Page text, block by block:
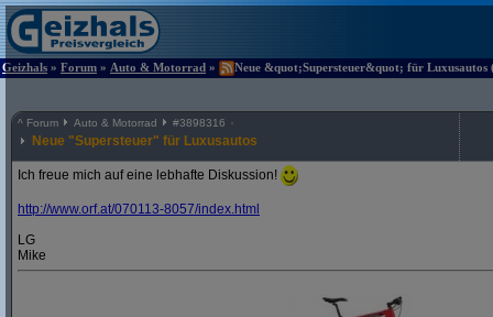
Geizhals » Forum » Auto & Motorrad » Neue &quot;Supersteuer&quot; für Luxusautos
^ Forum Auto & Motorrad #3898316
Neue "Supersteuer" für Luxusautos
Ich freue mich auf eine lebhafte Diskussion!
http://www.orf.at/070113-8057/index.html
LG
Mike